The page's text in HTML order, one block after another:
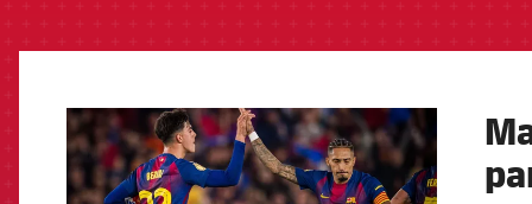
FCB Barcelona badge